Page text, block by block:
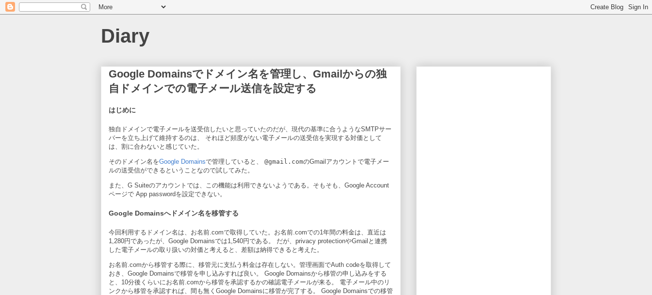
Diary
Google Domainsでドメイン名を管理し、Gmailからの独
自ドメインでの電子メール送信を設定する
はじめに
独自ドメインで電子メールを送受信したいと思っていたのだが、現代の基準に合うようなSMTPサー
バーを立ち上げて維持するのは、 それほど頻度がない電子メールの送受信を実現する対価として
は、割に合わないと感じていた。
そのドメイン名をGoogle Domainsで管理していると、 @gmail.comのGmailアカウントで電子メー
ルの送受信ができるということなので試してみた。
また、G Suiteのアカウントでは、この機能は利用できないようである。そもそも、Google Account
ページで App passwordを設定できない。
Google Domainsへドメイン名を移管する
今回利用するドメイン名は、お名前.comで取得していた。お名前.comでの1年間の料金は、直近は
1,280円であったが、Google Domainsでは1,540円である。 だが、privacy protectionやGmailと連携
した電子メールの取り扱いの対価と考えると、差額は納得できると考えた。
お名前.comから移管する際に、移管元に支払う料金は存在しない。管理画面でAuth codeを取得して
おき、Google Domainsで移管を申し込みすれば良い。 Google Domainsから移管の申し込みをする
と、10分後くらいにお名前.comから移管を承認するかの確認電子メールが来る。 電子メール中のリ
ンクから移管を承認すれば、間も無くGoogle Domainsに移管が完了する。 Google Domainsでの移管